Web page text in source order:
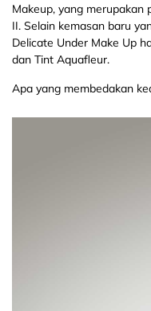
Makeup, yang merupakan
II. Selain kemasan baru
Delicate Under Make Up
dan Tint Aquafleur.
Apa yang membedakan